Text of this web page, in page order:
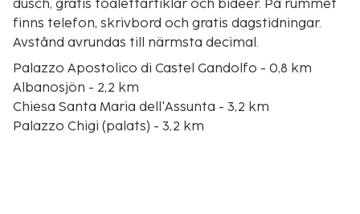
dusch, gratis toalettartiklar och bidéer. På rummet
finns telefon, skrivbord och gratis dagstidningar.
Avstånd avrundas till närmsta decimal.
Palazzo Apostolico di Castel Gandolfo - 0,8 km
Albanosjön - 2,2 km
Chiesa Santa Maria dell'Assunta - 3,2 km
Palazzo Chigi (palats) - 3,2 km